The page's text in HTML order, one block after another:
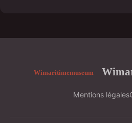
Mentions légales